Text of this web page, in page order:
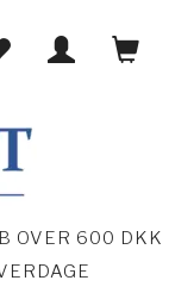
OVER 600 DKK